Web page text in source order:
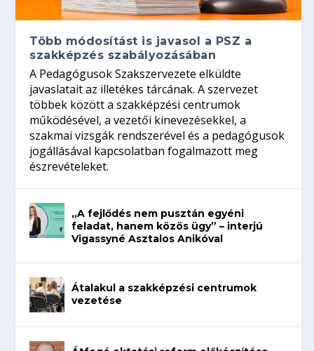
Több módosítást is javasol a PSZ a
szakképzés szabályozásában
A Pedagógusok Szakszervezete elküldte
javaslatait az illetékes tárcának. A szervezet
többek között a szakképzési centrumok
működésével, a vezetői kinevezésekkel, a
szakmai vizsgák rendszerével és a pedagógusok
jogállásával kapcsolatban fogalmazott meg
észrevételeket.
„A fejlődés nem pusztán egyéni
feladat, hanem közös ügy” – interjú
Vigassyné Asztalos Anikóval
Átalakul a szakképzési centrumok
vezetése